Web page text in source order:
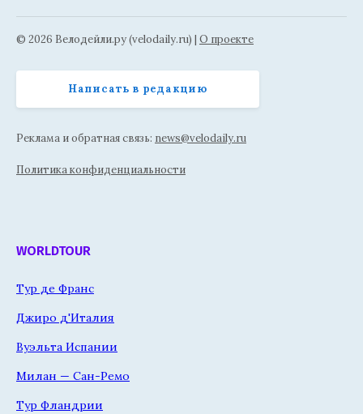
© 2026 Велодейли.ру (velodaily.ru) | О проекте
Написать в редакцию
Реклама и обратная связь: news@velodaily.ru
Политика конфиденциальности
WORLDTOUR
Тур де Франс
Джиро д'Италия
Вуэльта Испании
Милан — Сан-Ремо
Тур Фландрии